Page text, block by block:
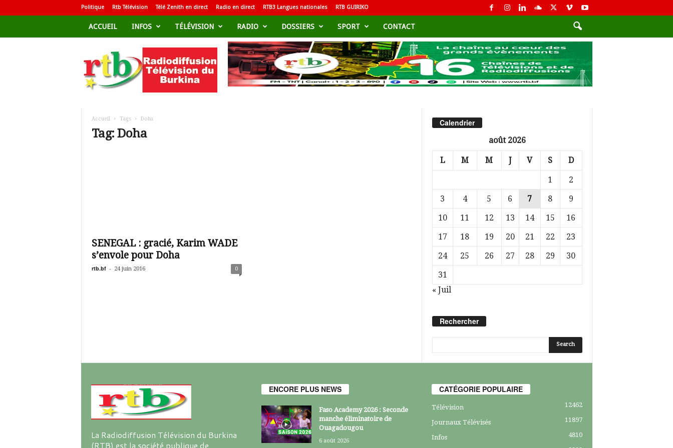
Politique Rtb Télévision Télé Zenith en direct Radio en direct RTB3 Langues nationales RTB GUIRIKO
ACCUEIL INFOS TÉLÉVISION RADIO DOSSIERS SPORT CONTACT
d
i
i
Accueil Tags Doha
Tag: Doha
SENEGAL : gracié, Karim WADE
s’envole pour Doha
rtb.bf - 24 juin 2016 0
Calendrier
août 2026
L M M J V S D
1
2
3
4 5 6 7 8
9
10
11 12 13 14 15
16
17
18 19 20 21 22
23
24
25 26 27 28 29
30
31
« Juil
Rechercher
La Radiodiffusion Télévision du Burkina
(RTB) est la société publique de
ENCORE PLUS NEWS
Faso Academy 2026 : Seconde
manche éliminatoire de
Ouagadougou
6 août 2026
CATÉGORIE POPULAIRE
Télévision 12462
Journaux Télévisés 11897
Infos
4810